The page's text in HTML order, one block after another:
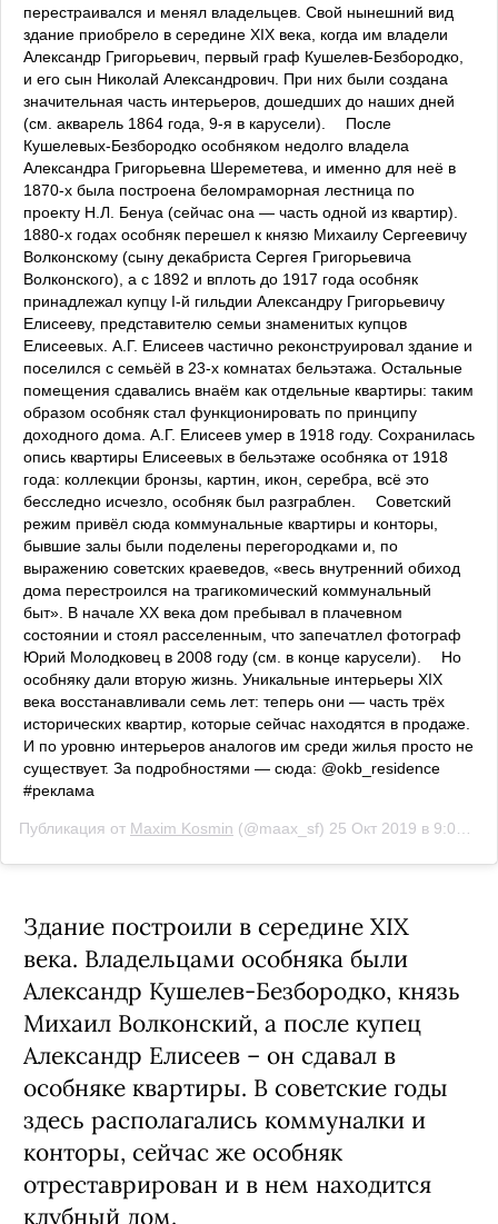
перестраивался и менял владельцев. Свой нынешний вид
здание приобрело в середине XIX века, когда им владели
Александр Григорьевич, первый граф Кушелев-Безбородко,
и его сын Николай Александрович. При них были создана
значительная часть интерьеров, дошедших до наших дней
(см. акварель 1864 года, 9-я в карусели). ⠀ После
Кушелевых-Безбородко особняком недолго владела
Александра Григорьевна Шереметева, и именно для неё в
1870-х была построена беломраморная лестница по
проекту Н.Л. Бенуа (сейчас она — часть одной из квартир). ⠀
1880-х годах особняк перешел к князю Михаилу Сергеевичу
Волконскому (сыну декабриста Сергея Григорьевича
Волконского), а с 1892 и вплоть до 1917 года особняк
принадлежал купцу I-й гильдии Александру Григорьевичу
Елисееву, представителю семьи знаменитых купцов
Елисеевых. А.Г. Елисеев частично реконструировал здание и
поселился с семьёй в 23-х комнатах бельэтажа. Остальные
помещения сдавались внаём как отдельные квартиры: таким
образом особняк стал функционировать по принципу
доходного дома. А.Г. Елисеев умер в 1918 году. Сохранилась
опись квартиры Елисеевых в бельэтаже особняка от 1918
года: коллекции бронзы, картин, икон, серебра, всё это
бесследно исчезло, особняк был разграблен. ⠀ Советский
режим привёл сюда коммунальные квартиры и конторы,
бывшие залы были поделены перегородками и, по
выражению советских краеведов, «весь внутренний обиход
дома перестроился на трагикомический коммунальный
быт». В начале XX века дом пребывал в плачевном
состоянии и стоял расселенным, что запечатлел фотограф
Юрий Молодковец в 2008 году (см. в конце карусели). ⠀ Но
особняку дали вторую жизнь. Уникальные интерьеры XIX
века восстанавливали семь лет: теперь они — часть трёх
исторических квартир, которые сейчас находятся в продаже.
И по уровню интерьеров аналогов им среди жилья просто не
существует. За подробностями — сюда: @okb_residence
#реклама
Публикация от Maxim Kosmin (@maax_sf) 25 Окт 2019 в 9:01 PDT
Здание построили в середине XIX
века. Владельцами особняка были
Александр Кушелев-Безбородко, князь
Михаил Волконский, а после купец
Александр Елисеев – он сдавал в
особняке квартиры. В советские годы
здесь располагались коммуналки и
конторы, сейчас же особняк
отреставрирован и в нем находится
клубный дом.